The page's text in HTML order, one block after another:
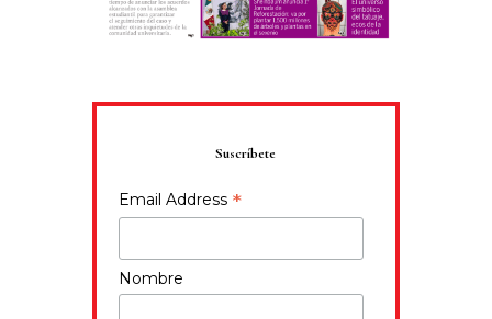
Suscríbete
Email Address *
Nombre